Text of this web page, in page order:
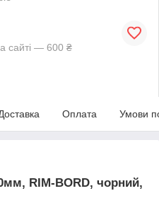
сайті — 600 ₴
Оплата Умови
RIM-BORD, чорний,